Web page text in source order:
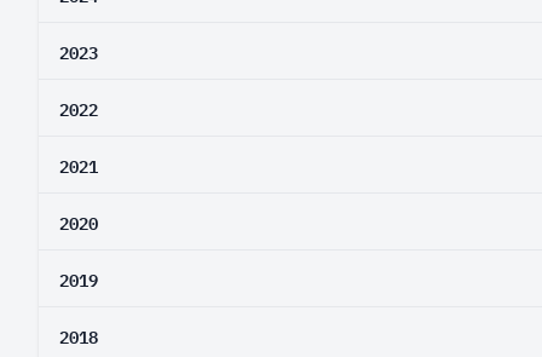
2023
2022
2021
2020
2019
2018